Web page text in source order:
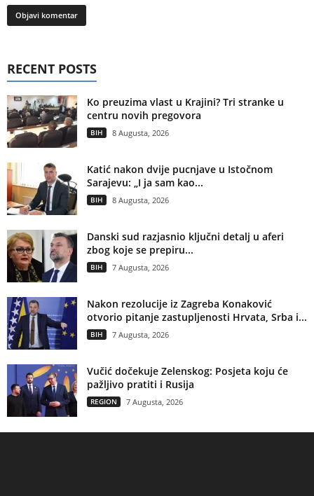
RECENT POSTS
Ko preuzima vlast u Krajini? Tri stranke u
centru novih pregovora
BIH 8 Augusta, 2026
Katić nakon dvije pucnjave u Istočnom
Sarajevu: „I ja sam kao...
BIH 8 Augusta, 2026
Danski sud razjasnio ključni detalj u aferi
zbog koje se prepiru...
BIH 7 Augusta, 2026
Nakon rezolucije iz Zagreba Konaković
otvorio pitanje zastupljenosti Hrvata, Srba i...
BIH 7 Augusta, 2026
Vučić dočekuje Zelenskog: Posjeta koju će
pažljivo pratiti i Rusija
REGION 7 Augusta, 2026